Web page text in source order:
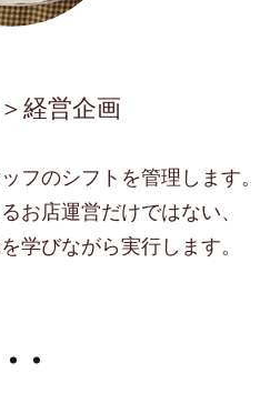
経営企画
フのシフトを管理します
お店運営だけではない、
学びながら実行します。